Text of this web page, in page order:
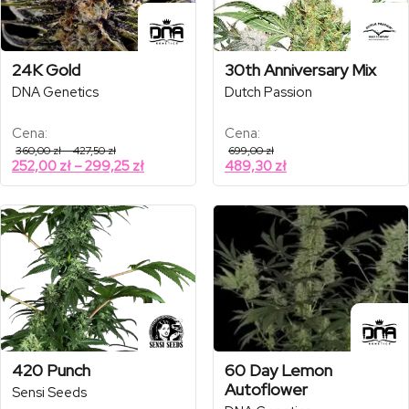
24K Gold
DNA Genetics
Cena:
360,00zł–427,50złZakres
cen:
od
360,00 zł
427,50 zł
252,00 zł –299,25 złZakres
cen:
252,00 zł
30th Anniversary Mix
Dutch Passion
Cena:
699,00zł
489,30 zł
420 Punch
Sensi Seeds
60 Day Lemon
Autoflower